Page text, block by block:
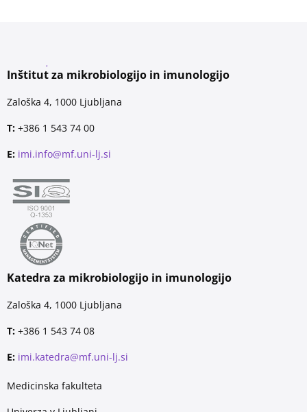
Inštitut za mikrobiologijo in imunologijo
Zaloška 4, 1000 Ljubljana
T: +386 1 543 74 00
E: imi.info@mf.uni-lj.si
Katedra za mikrobiologijo in imunologijo
Zaloška 4, 1000 Ljubljana
T: +386 1 543 74 08
E: imi.katedra@mf.uni-lj.si
Medicinska fakulteta